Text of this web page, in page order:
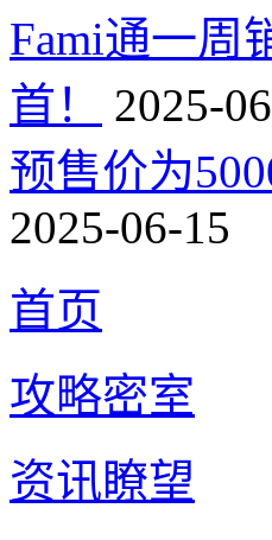
Fami通一周
首！
2025-
预售价为
2025-06-15
首页
攻略密室
资讯瞭望